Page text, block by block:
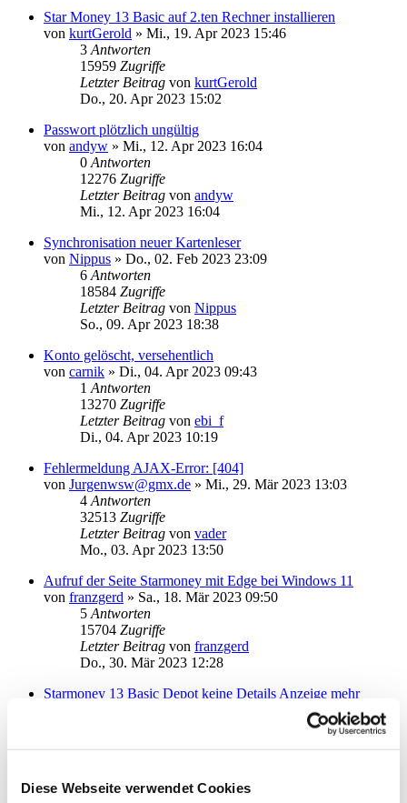
Diese Webseite verwendet Cookies
Star Money 13 Basic auf 2.ten Rechner installieren
von kurtGerold » Mi., 19. Apr 2023 15:46
3 Antworten
15959 Zugriffe
Letzter Beitrag von kurtGerold
Do., 20. Apr 2023 15:02
Passwort plötzlich ungültig
von andyw » Mi., 12. Apr 2023 16:04
0 Antworten
12276 Zugriffe
Letzter Beitrag von andyw
Mi., 12. Apr 2023 16:04
Synchronisation neuer Kartenleser
von Nippus » Do., 02. Feb 2023 23:09
6 Antworten
18584 Zugriffe
Letzter Beitrag von Nippus
So., 09. Apr 2023 18:38
Konto gelöscht, versehentlich
von carnik » Di., 04. Apr 2023 09:43
1 Antworten
13270 Zugriffe
Letzter Beitrag von ebi_f
Di., 04. Apr 2023 10:19
Fehlermeldung AJAX-Error: [404]
von Jurgenwsw@gmx.de » Mi., 29. Mär 2023 13:03
4 Antworten
32513 Zugriffe
Letzter Beitrag von vader
Mo., 03. Apr 2023 13:50
Aufruf der Seite Starmoney mit Edge bei Windows 11
von franzgerd » Sa., 18. Mär 2023 09:50
5 Antworten
15704 Zugriffe
Letzter Beitrag von franzgerd
Do., 30. Mär 2023 12:28
Starmoney 13 Basic Depot keine Details Anzeige mehr